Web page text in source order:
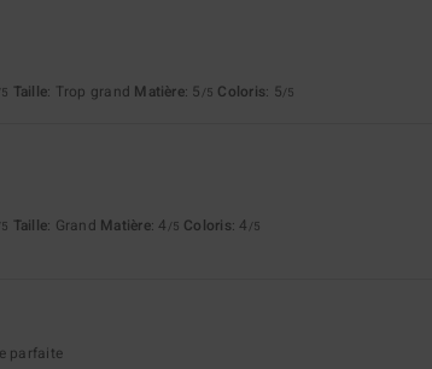
Taille: Trop grand Matière: 5 /5 Coloris: 5/5
Taille: Grand Matière: 4 /5 Coloris: 4 /5
parfaite